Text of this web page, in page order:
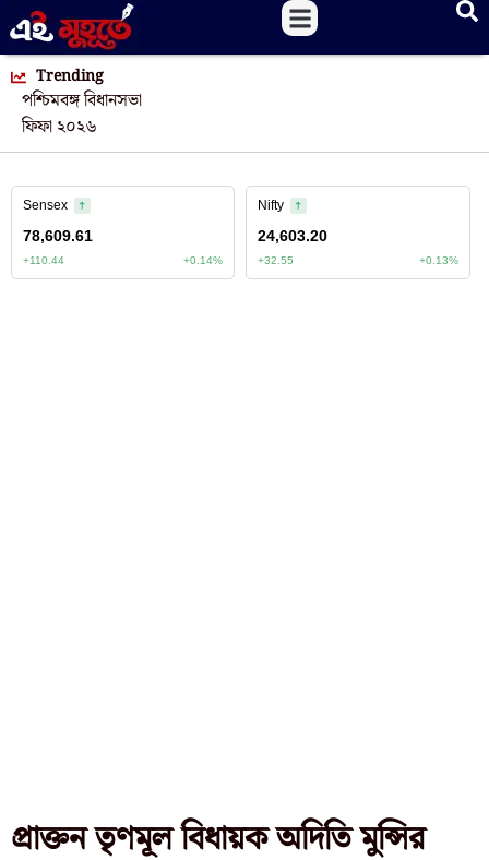
Trending
পশ্চিমবঙ্গ বিধানসভা
ফিফা ২০২৬
প্রাক্তন তৃণমূল বিধায়ক অদিতি মুন্সির